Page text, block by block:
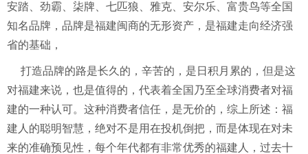
安踏、劲霸、柒牌、七匹狼、雅克、安尔乐、富贵鸟等全国
知名品牌，品牌是福建闽商的无形资产，是福建走向经济强
省的基础，
打造品牌的路是长久的，辛苦的，是日积月累的，但是这
对福建来说，也是值得的，代表着全国乃至全球消费者对福
建的一种认可。这种消费者信任，是无价的，综上所述：福
建人的聪明智慧，绝对不是用在投机倒把，而是体现在对未
来的准确预见性，每个年代都有非常优秀的福建人，过去十